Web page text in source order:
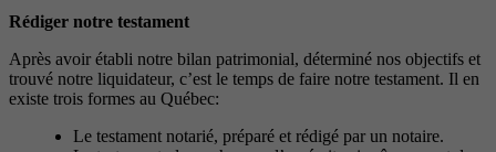
Rédiger notre testament
Après avoir établi notre bilan patrimonial, déterminé nos objectifs et
trouvé notre liquidateur, c’est le temps de faire notre testament. Il en
existe trois formes au Québec:
Le testament notarié, préparé et rédigé par un notaire.